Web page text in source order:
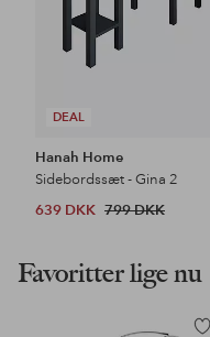
DEAL
Hanah Home
Sidebordssæt - Gina 2
639 DKK 799 DKK
Favoritter lige nu